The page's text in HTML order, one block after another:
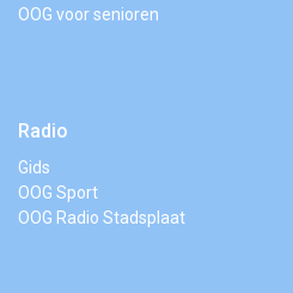
OOG voor senioren
Radio
Gids
OOG Sport
OOG Radio Stadsplaat